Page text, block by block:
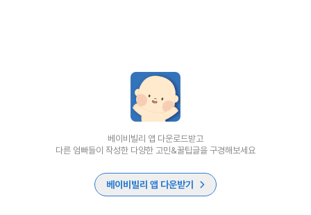
베이비빌리 앱 다운로드받고
다른 엄빠들이 작성한 다양한 고민&꿀팁글을 구경해보세요
베이비빌리 앱 다운받기